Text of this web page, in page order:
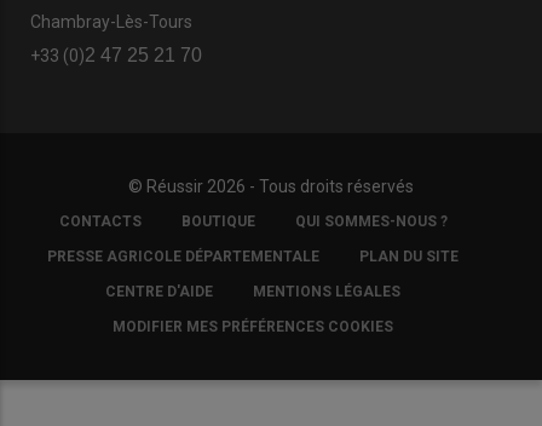
Chambray-Lès-Tours
+33 (0)2 47 25 21 70
© Réussir 2026 - Tous droits réservés
FOOTER
COPYRIGHT
CONTACTS BOUTIQUE QUI SOMMES-NOUS ?
PRESSE AGRICOLE DÉPARTEMENTALE PLAN DU SITE
CENTRE D'AIDE MENTIONS LÉGALES
MODIFIER MES PRÉFÉRENCES COOKIES